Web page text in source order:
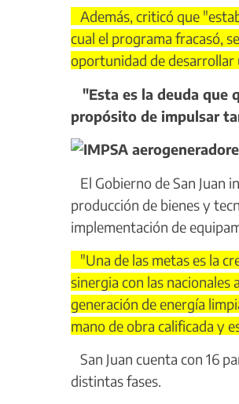
Además, criticó que
cual el programa fracasó,
oportunidad de desarrollar
"Esta es la deuda que
propósito de impulsar
El Gobierno de San Juan
producción de bienes y
implementación de
"Una de las metas es la
sinergia con las nacionales
generación de energía
mano de obra calificada y
San Juan cuenta con 16
distintas fases.